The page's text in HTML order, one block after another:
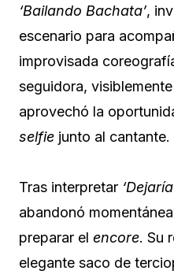
‘Bailando Bachata’,
escenario para
improvisada
seguidora,
aprovechó la
selfie junto al cantante.
Tras interpretar
abandonó
preparar el encore. Su
elegante saco de